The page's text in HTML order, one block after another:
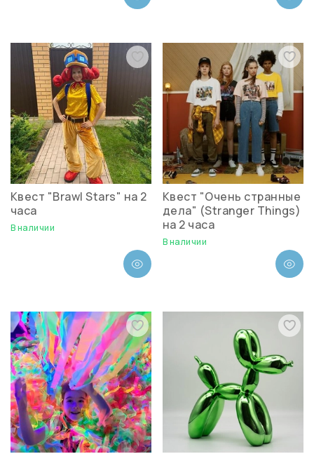
Квест "Brawl Stars" на 2
часа
В наличии
Квест "Очень странные
дела" (Stranger Things)
на 2 часа
В наличии